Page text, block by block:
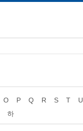
O P Q R S T U
하